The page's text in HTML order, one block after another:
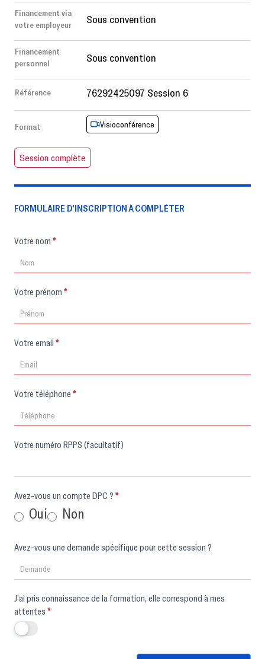
Financement via
votre employeur
Sous convention
Financement
personnel
Sous convention
Référence 76292425097 Session 6
Format Visioconférence
Session complète
FORMULAIRE D’INSCRIPTION À COMPLÉTER
Formulaire
Votre nom *
Votre prénom *
Votre email *
Votre téléphone *
Votre numéro RPPS (facultatif)
Avez-vous un compte DPC ? *
Oui Non
Avez-vous une demande spécifique pour cette session ?
J’ai pris connaissance de la formation, elle correspond à mes
attentes *